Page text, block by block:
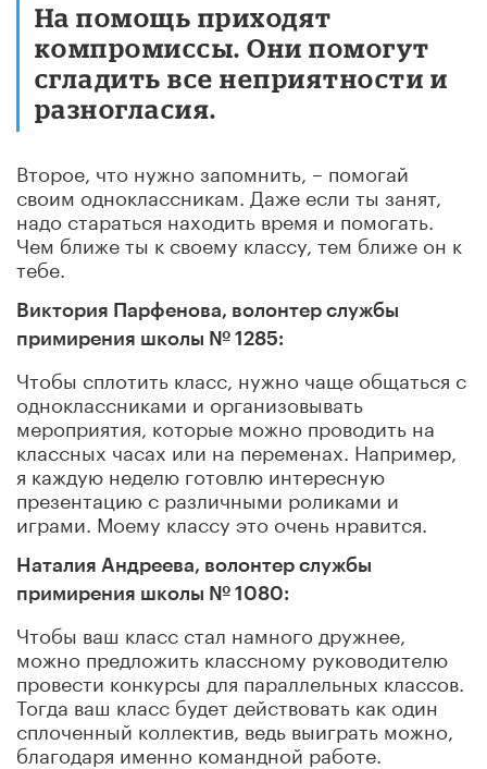
На помощь приходят
компромиссы. Они помогут
сгладить все неприятности и
разногласия.
Второе, что нужно запомнить, – помогай
своим одноклассникам. Даже если ты занят,
надо стараться находить время и помогать.
Чем ближе ты к своему классу, тем ближе он к
тебе.
Виктория Парфенова, волонтер службы
примирения школы № 1285:
Чтобы сплотить класс, нужно чаще общаться с
одноклассниками и организовывать
мероприятия, которые можно проводить на
классных часах или на переменах. Например,
я каждую неделю готовлю интересную
презентацию с различными роликами и
играми. Моему классу это очень нравится.
Наталия Андреева, волонтер службы
примирения школы № 1080:
Чтобы ваш класс стал намного дружнее,
можно предложить классному руководителю
провести конкурсы для параллельных классов.
Тогда ваш класс будет действовать как один
сплоченный коллектив, ведь выиграть можно,
благодаря именно командной работе.